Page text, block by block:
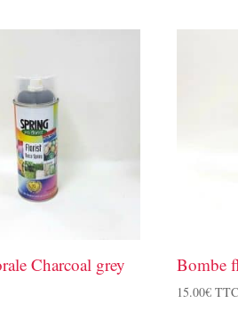
Charcoal grey Bombe
15.00€ TTC